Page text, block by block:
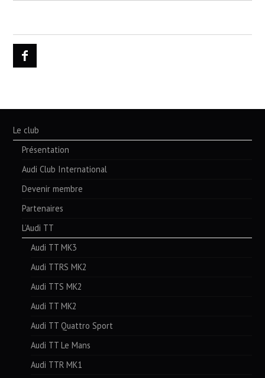
Le club
Présentation
Audi Club International
Devenir membre
Partenaires
L’Audi TT
Audi TT MK3
Audi TTRS MK2
Audi TTS MK2
Audi TT MK2
Audi TT Quattro Sport
Audi TT Le Mans
Audi TTR MK1